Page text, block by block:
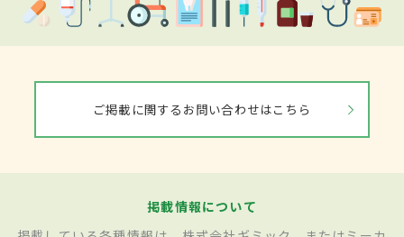
ご掲載に関するお問い合わせはこちら
掲載情報について